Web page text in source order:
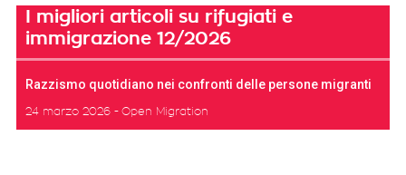
I migliori articoli su rifugiati e
immigrazione 12/2026
Razzismo quotidiano nei confronti delle persone migranti
24 marzo 2026 Open Migration